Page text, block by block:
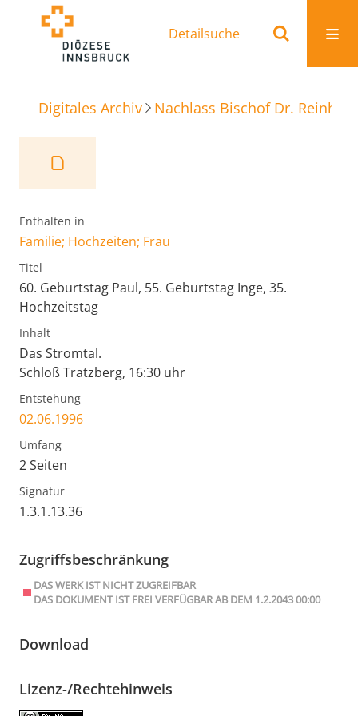
Detailsuche
Digitales Archiv Nachlass Bischof Dr.
Enthalten in
Familie; Hochzeiten; Frau
Titel
60. Geburtstag Paul, 55. Geburtstag Inge, 35.
Hochzeitstag
Inhalt
Das Stromtal.
Schloß Tratzberg, 16:30 uhr
Entstehung
02.06.1996
Umfang
2 Seiten
Signatur
1.3.1.13.36
Zugriffsbeschränkung
DAS WERK IST NICHT ZUGREIFBAR
DAS DOKUMENT IST FREI VERFÜGBAR AB DEM 1.2.2043 00:00
Download
Lizenz-/Rechtehinweis